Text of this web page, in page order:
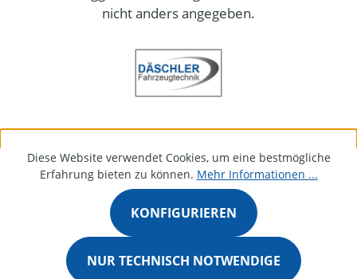
nicht anders angegeben.
Diese Website verwendet Cookies, um eine bestmögliche
Erfahrung bieten zu können. Mehr Informationen ...
NUR TECHNISCH NOTWENDIGE
KONFIGURIEREN